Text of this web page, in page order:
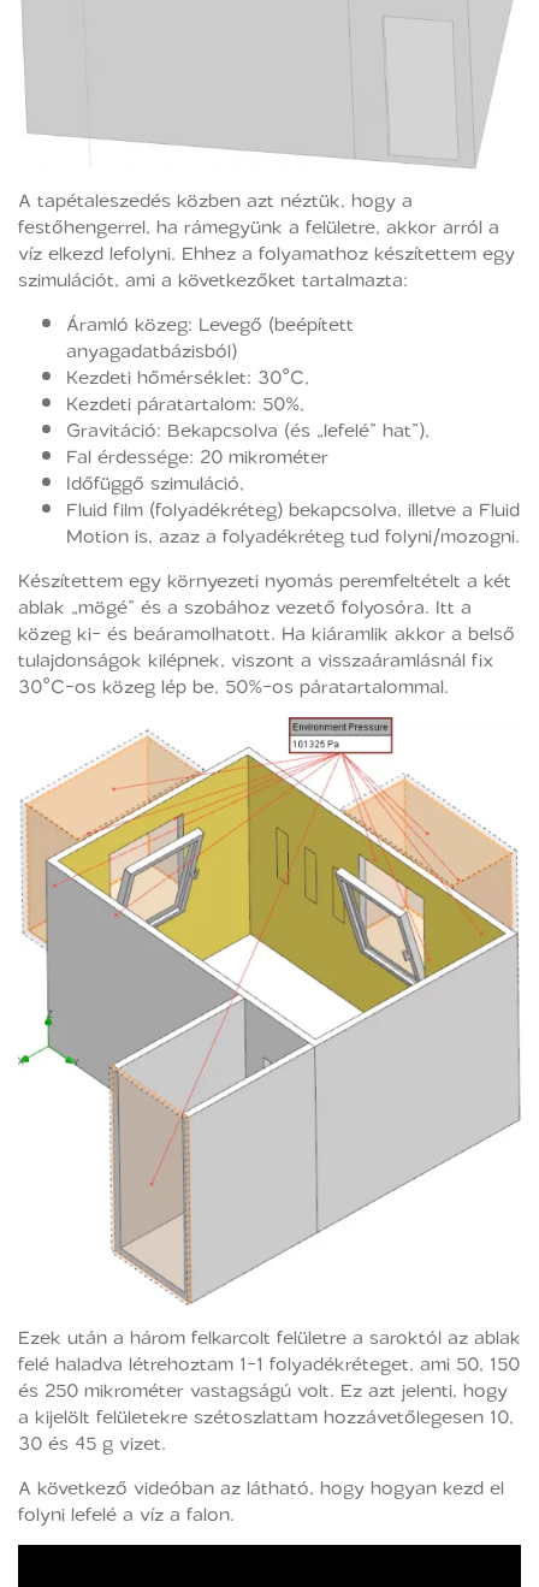
A tapétaleszedés közben azt néztük, hogy a
festőhengerrel, ha rámegyünk a felületre, akkor arról a
víz elkezd lefolyni. Ehhez a folyamathoz készítettem egy
szimulációt, ami a következőket tartalmazta:
Áramló közeg: Levegő (beépített
anyagadatbázisból)
Kezdeti hőmérséklet: 30°C,
Kezdeti páratartalom: 50%,
Gravitáció: Bekapcsolva (és „lefelé” hat”),
Fal érdessége: 20 mikrométer
Időfüggő szimuláció,
Fluid film (folyadékréteg) bekapcsolva, illetve a Fluid
Motion is, azaz a folyadékréteg tud folyni/mozogni.
Készítettem egy környezeti nyomás peremfeltételt a két
ablak „mögé” és a szobához vezető folyosóra. Itt a
közeg ki- és beáramolhatott. Ha kiáramlik akkor a belső
tulajdonságok kilépnek, viszont a visszaáramlásnál fix
30°C-os közeg lép be, 50%-os páratartalommal.
Ezek után a három felkarcolt felületre a saroktól az ablak
felé haladva létrehoztam 1-1 folyadékréteget, ami 50, 150
és 250 mikrométer vastagságú volt. Ez azt jelenti, hogy
a kijelölt felületekre szétoszlattam hozzávetőlegesen 10,
30 és 45 g vizet.
A következő videóban az látható, hogy hogyan kezd el
folyni lefelé a víz a falon.